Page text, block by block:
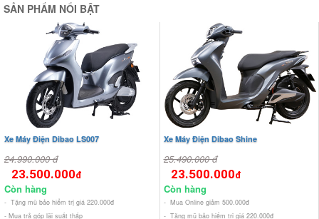
SẢN PHẨM NỔI BẬT
Xe Máy Điện Dibao LS007
24.990.000 đ
23.500.000đ
Còn hàng
- Tặng mũ bảo hiểm trị giá 220.000đ
- Mua trả góp lãi suất thấp
Xe Máy Điện Dibao Shine
25.490.000 đ
23.500.000đ
Còn hàng
- Mua Online giảm 500.000đ
- Tặng mũ bảo hiểm trị giá 220.000đ